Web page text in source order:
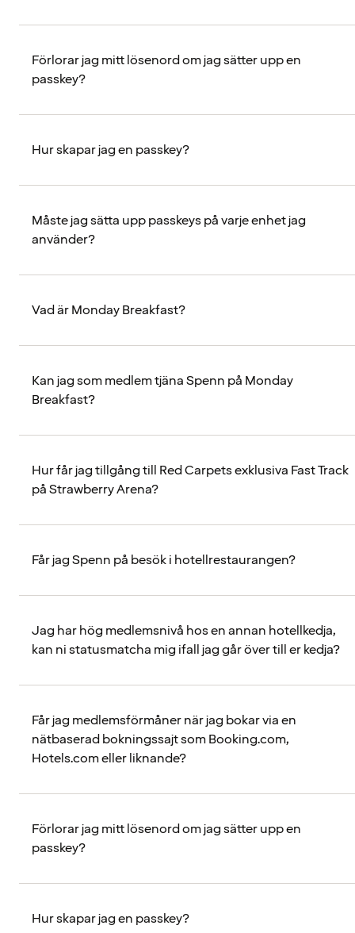
Förlorar jag mitt lösenord om jag sätter upp en
passkey?
Hur skapar jag en passkey?
Måste jag sätta upp passkeys på varje enhet jag
använder?
Vad är Monday Breakfast?
Kan jag som medlem tjäna Spenn på Monday
Breakfast?
Hur får jag tillgång till Red Carpets exklusiva Fast Track
på Strawberry Arena?
Får jag Spenn på besök i hotellrestaurangen?
Jag har hög medlemsnivå hos en annan hotellkedja,
kan ni statusmatcha mig ifall jag går över till er kedja?
Får jag medlemsförmåner när jag bokar via en
nätbaserad bokningssajt som Booking.com,
Hotels.com eller liknande?
Förlorar jag mitt lösenord om jag sätter upp en
passkey?
Hur skapar jag en passkey?